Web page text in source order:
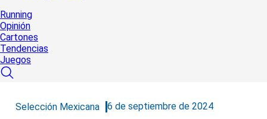
Running
Opinión
Cartones
Tendencias
Juegos
Selección Mexicana 6 de septiembre de 2024